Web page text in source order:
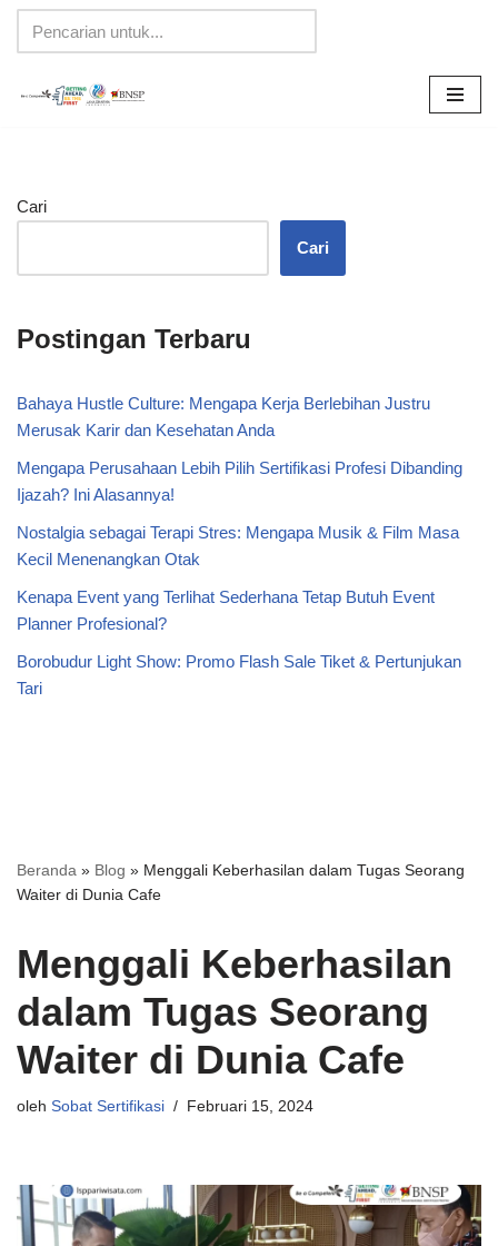
Lompat
Cari
Cari
Postingan Terbaru
Bahaya Hustle Culture: Mengapa Kerja Berlebihan Justru
Merusak Karir dan Kesehatan Anda
Mengapa Perusahaan Lebih Pilih Sertifikasi Profesi Dibanding
Ijazah? Ini Alasannya!
Nostalgia sebagai Terapi Stres: Mengapa Musik & Film Masa
Kecil Menenangkan Otak
Kenapa Event yang Terlihat Sederhana Tetap Butuh Event
Planner Profesional?
Borobudur Light Show: Promo Flash Sale Tiket & Pertunjukan
Tari
Beranda » Blog » Menggali Keberhasilan dalam Tugas Seorang
Waiter di Dunia Cafe
Menggali Keberhasilan
dalam Tugas Seorang
Waiter di Dunia Cafe
oleh Sobat Sertifikasi Februari 15, 2024